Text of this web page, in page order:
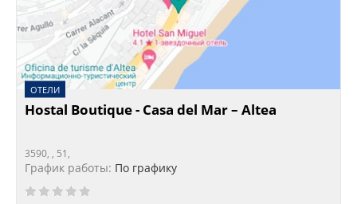
ОТЕЛИ
Hostal Boutique - Casa del Mar – Altea
3590, , 51,
График работы: По графику